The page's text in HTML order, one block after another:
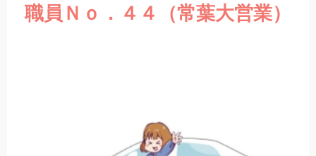
職員Ｎｏ．４４（常葉大営業）